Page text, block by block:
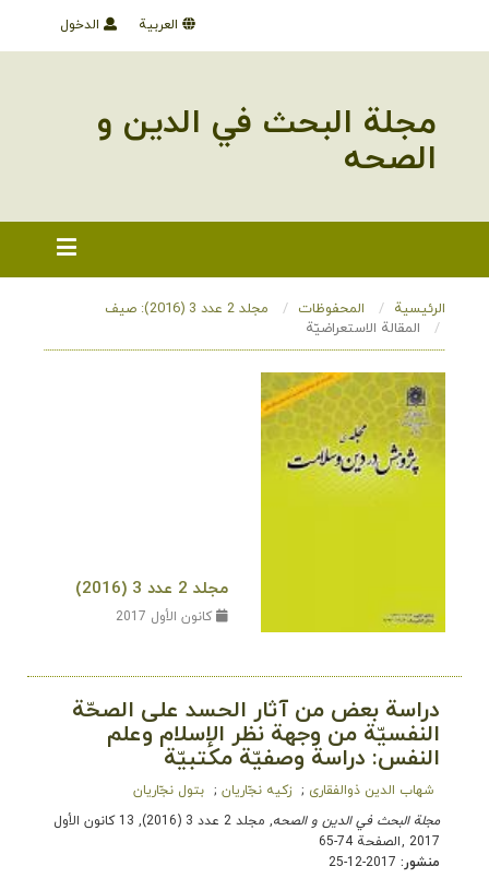
الدخول العربية
مجلة البحث في الدین و
الصحه
الرئيسية المحفوظات
مجلد 2 عدد 3 (2016): صيف
المقالة الاستعراضيّة
مجلد 2 عدد 3 (2016)
كانون الأول 2017
دراسة بعض من آثار الحسد على الصحّة
النفسيّة من وجهة نظر الإسلام وعلم
النفس: دراسة وصفيّة مكتبيّة
شهاب الدین ذوالفقاری زکیه نجّاریان
بتول نجّاریان
مجلة البحث في الدین و الصحه
, مجلد 2 عدد 3 (2016), 13 كانون الأول
2017
,الصفحة 74-65
منشور: